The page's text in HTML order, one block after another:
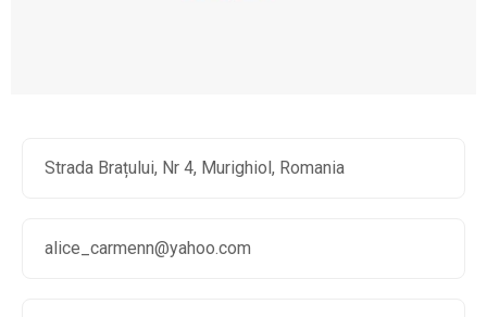
Strada Brațului, Nr 4, Murighiol, Romania
alice_carmenn@yahoo.com